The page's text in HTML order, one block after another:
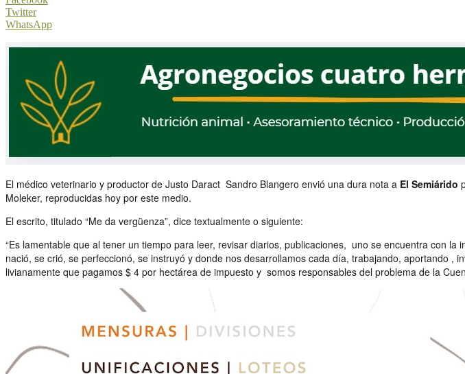
Twitter
WhatsApp
El médico veterinario y productor de Justo Daract Sandro Blangero envió una dura nota a El Semiárido
Moleker, reproducidas hoy por este medio.
El escrito, titulado “Me da vergüenza”, dice textualmente o siguiente:
“Es lamentable que al tener un tiempo para leer, revisar diarios, publicaciones, uno se encuentra con
nació, se crió, se perfeccionó, se instruyó y donde nos desarrollamos cada día, trabajando, aportando
livianamente que pagamos $ 4 por hectárea de impuesto y somos responsables del problema de la